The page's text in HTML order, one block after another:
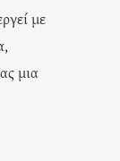
με
μια